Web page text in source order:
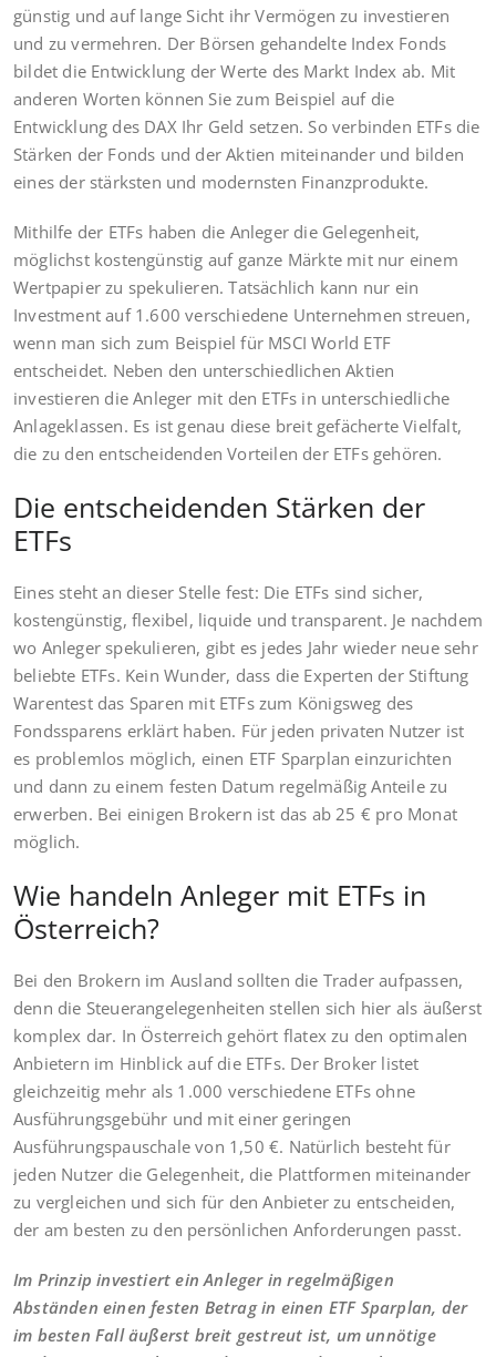
günstig und auf lange Sicht ihr Vermögen zu investieren
und zu vermehren. Der Börsen gehandelte Index Fonds
bildet die Entwicklung der Werte des Markt Index ab. Mit
anderen Worten können Sie zum Beispiel auf die
Entwicklung des DAX Ihr Geld setzen. So verbinden ETFs die
Stärken der Fonds und der Aktien miteinander und bilden
eines der stärksten und modernsten Finanzprodukte.
Mithilfe der ETFs haben die Anleger die Gelegenheit,
möglichst kostengünstig auf ganze Märkte mit nur einem
Wertpapier zu spekulieren. Tatsächlich kann nur ein
Investment auf 1.600 verschiedene Unternehmen streuen,
wenn man sich zum Beispiel für MSCI World ETF
entscheidet. Neben den unterschiedlichen Aktien
investieren die Anleger mit den ETFs in unterschiedliche
Anlageklassen. Es ist genau diese breit gefächerte Vielfalt,
die zu den entscheidenden Vorteilen der ETFs gehören.
Die entscheidenden Stärken der
ETFs
Eines steht an dieser Stelle fest: Die ETFs sind sicher,
kostengünstig, flexibel, liquide und transparent. Je nachdem
wo Anleger spekulieren, gibt es jedes Jahr wieder neue sehr
beliebte ETFs. Kein Wunder, dass die Experten der Stiftung
Warentest das Sparen mit ETFs zum Königsweg des
Fondssparens erklärt haben. Für jeden privaten Nutzer ist
es problemlos möglich, einen ETF Sparplan einzurichten
und dann zu einem festen Datum regelmäßig Anteile zu
erwerben. Bei einigen Brokern ist das ab 25 € pro Monat
möglich.
Wie handeln Anleger mit ETFs in
Österreich?
Bei den Brokern im Ausland sollten die Trader aufpassen,
denn die Steuerangelegenheiten stellen sich hier als äußerst
komplex dar. In Österreich gehört flatex zu den optimalen
Anbietern im Hinblick auf die ETFs. Der Broker listet
gleichzeitig mehr als 1.000 verschiedene ETFs ohne
Ausführungsgebühr und mit einer geringen
Ausführungspauschale von 1,50 €. Natürlich besteht für
jeden Nutzer die Gelegenheit, die Plattformen miteinander
zu vergleichen und sich für den Anbieter zu entscheiden,
der am besten zu den persönlichen Anforderungen passt.
Im Prinzip investiert ein Anleger in regelmäßigen
Abständen einen festen Betrag in einen ETF Sparplan, der
im besten Fall äußerst breit gestreut ist, um unnötige